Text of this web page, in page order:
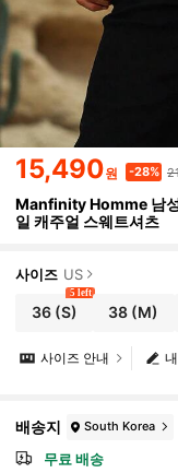
15,490원 -28%
Manfinity Homme 남
일 캐주얼 스웨트셔츠
사이즈 US
36(S)
5 left
38 (M)
사이즈 안내
배송지 South Korea
무료 배송